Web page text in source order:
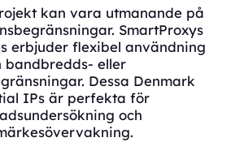
kan vara utmanande på
SmartProxys
erbjuder flexibel användning
bandbredds- eller
Dessa Denmark
IPs är perfekta för
och